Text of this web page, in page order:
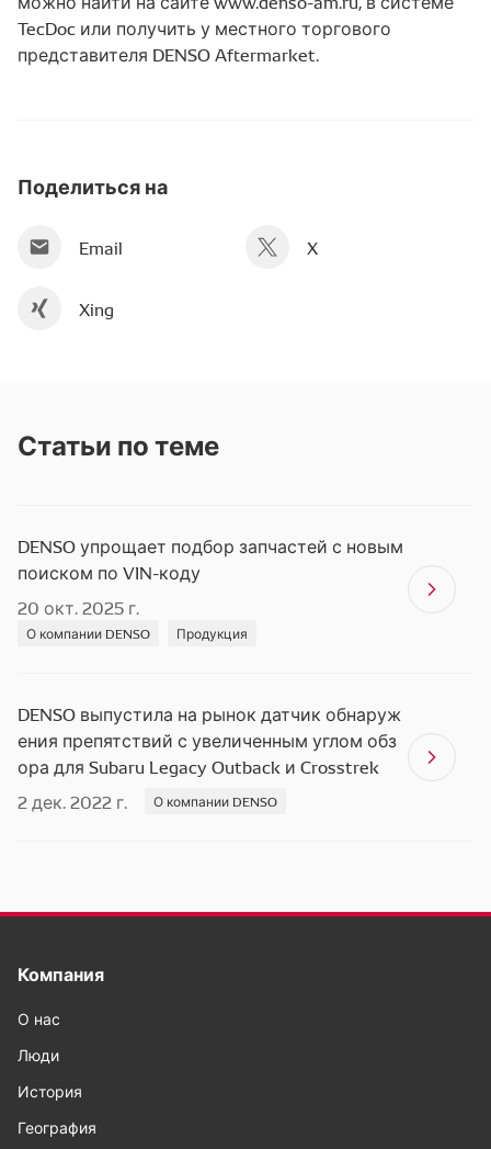
TecDoc или получить у местного торгового
представителя DENSO Aftermarket.
Поделиться на
Email X
Xing
Статьи по теме
DENSO упрощает подбор запчастей с новым
поиском по VIN-коду
20 окт. 2025 г.
О компании DENSO Продукция
DENSO выпустила на рынок датчик обнаруж
ения препятствий с увеличенным углом обз
ора для Subaru Legacy Outback и Crosstrek
2 дек. 2022 г.
О компании DENSO
Компания
О нас
Люди
История
География